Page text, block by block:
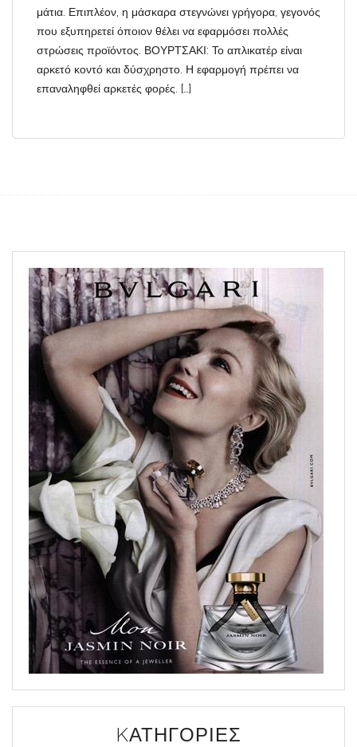
μάτια. Επιπλέον, η μάσκαρα στεγνώνει γρήγορα, γεγονός
που εξυπηρετεί όποιον θέλει να εφαρμόσει πολλές
στρώσεις προϊόντος. ΒΟΥΡΤΣΑΚΙ: Το απλικατέρ είναι
αρκετό κοντό και δύσχρηστο. Η εφαρμογή πρέπει να
επαναληφθεί αρκετές φορές. […]
KΑΤΗΓΟΡΊΕΣ